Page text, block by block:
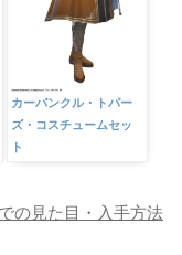
カーバンクル・トパー
ズ・コスチュームセッ
ト
の見た目・入手方法